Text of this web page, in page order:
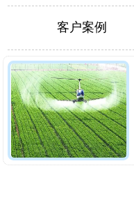
客户案例